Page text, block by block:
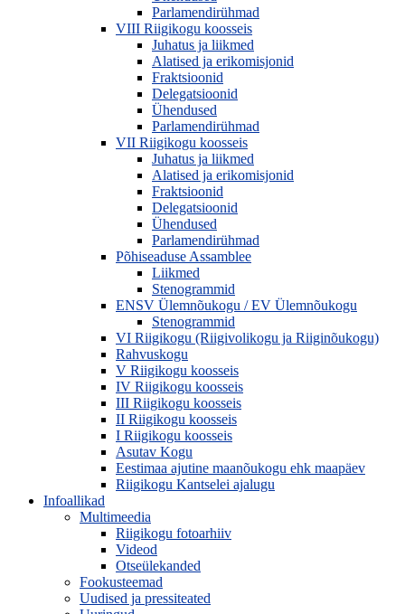
Parlamendirühmad
VIII Riigikogu koosseis
Juhatus ja liikmed
Alatised ja erikomisjonid
Fraktsioonid
Delegatsioonid
Ühendused
Parlamendirühmad
VII Riigikogu koosseis
Juhatus ja liikmed
Alatised ja erikomisjonid
Fraktsioonid
Delegatsioonid
Ühendused
Parlamendirühmad
Põhiseaduse Assamblee
Liikmed
Stenogrammid
ENSV Ülemnõukogu / EV Ülemnõukogu
Stenogrammid
VI Riigikogu (Riigivolikogu ja Riiginõukogu)
Rahvuskogu
V Riigikogu koosseis
IV Riigikogu koosseis
III Riigikogu koosseis
II Riigikogu koosseis
I Riigikogu koosseis
Asutav Kogu
Eestimaa ajutine maanõukogu ehk maapäev
Riigikogu Kantselei ajalugu
Infoallikad
Multimeedia
Riigikogu fotoarhiiv
Videod
Otseülekanded
Fookusteemad
Uudised ja pressiteated